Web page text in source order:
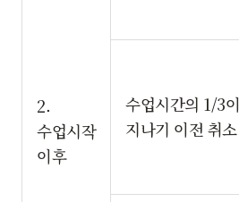
2.
수업시작
이후
수업시간의 1/3이
지나기 이전 취소